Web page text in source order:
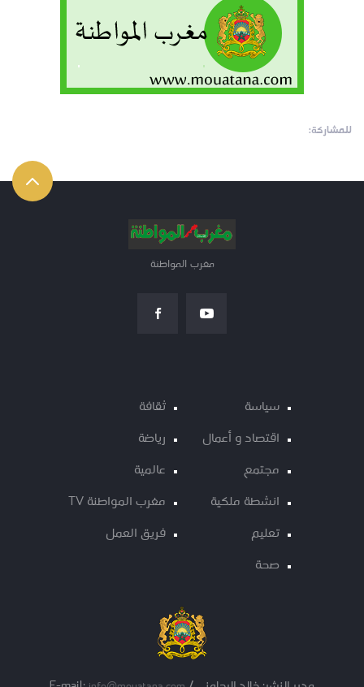
للمشاركة:
مغرب المواطنة
سياسة
اقتصاد و أعمال
مجتمع
انشطة ملكية
تعليم
صحة
ثقافة
رياضة
عالمية
مغرب المواطنة TV
فريق العمل